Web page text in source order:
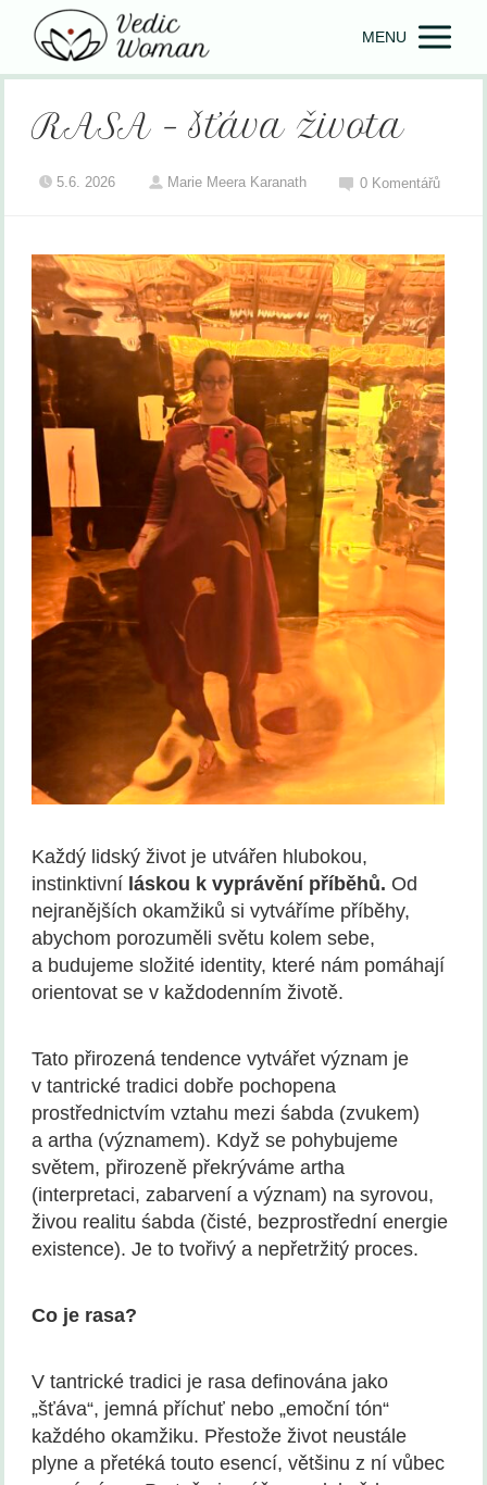
MENU
RASA – šťáva života
5.6. 2026 Marie Meera Karanath 0 Komentářů
Každý lidský život je utvářen hlubokou,
instinktivní láskou k vyprávění příběhů. Od
nejranějších okamžiků si vytváříme příběhy,
abychom porozuměli světu kolem sebe,
a budujeme složité identity, které nám pomáhají
orientovat se v každodenním životě.
Tato přirozená tendence vytvářet význam je
v tantrické tradici dobře pochopena
prostřednictvím vztahu mezi śabda (zvukem)
a artha (významem). Když se pohybujeme
světem, přirozeně překrýváme artha
(interpretaci, zabarvení a význam) na syrovou,
živou realitu śabda (čisté, bezprostřední energie
existence). Je to tvořivý a nepřetržitý proces.
Co je rasa?
V tantrické tradici je rasa definována jako
„šťáva“, jemná příchuť nebo „emoční tón“
každého okamžiku. Přestože život neustále
plyne a přetéká touto esencí, většinu z ní vůbec